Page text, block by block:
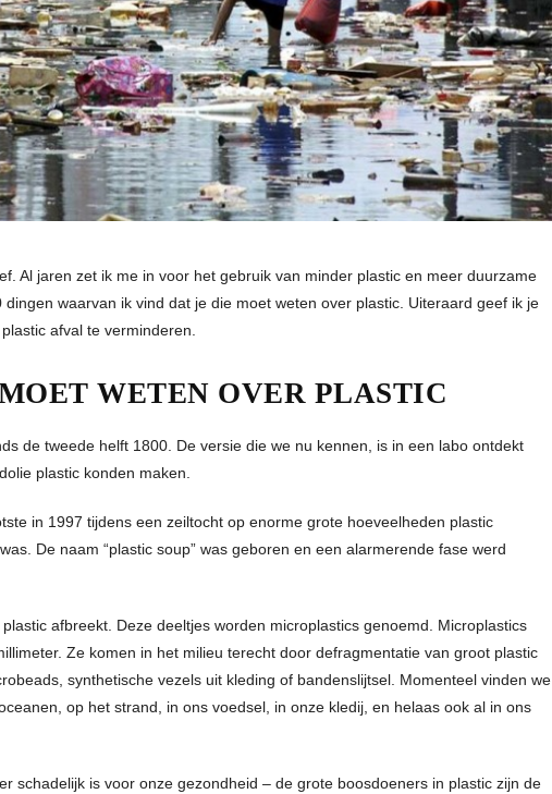
Al jaren zet ik me in voor het gebruik van minder plastic en meer duurzame
waarvan ik vind dat je die moet weten over plastic. Uiteraard geef ik je
afval te verminderen.
WETEN OVER PLASTIC
de tweede helft 1800. De versie die we nu kennen, is in een labo ontdekt
plastic konden maken.
in 1997 tijdens een zeiltocht op enorme grote hoeveelheden plastic
De naam “plastic soup” was geboren en een alarmerende fase werd
afbreekt. Deze deeltjes worden microplastics genoemd. Microplastics
Ze komen in het milieu terecht door defragmentatie van groot plastic
synthetische vezels uit kleding of bandenslijtsel. Momenteel vinden we
op het strand, in ons voedsel, in onze kledij, en helaas ook al in ons
schadelijk is voor onze gezondheid – de grote boosdoeners in plastic zijn de